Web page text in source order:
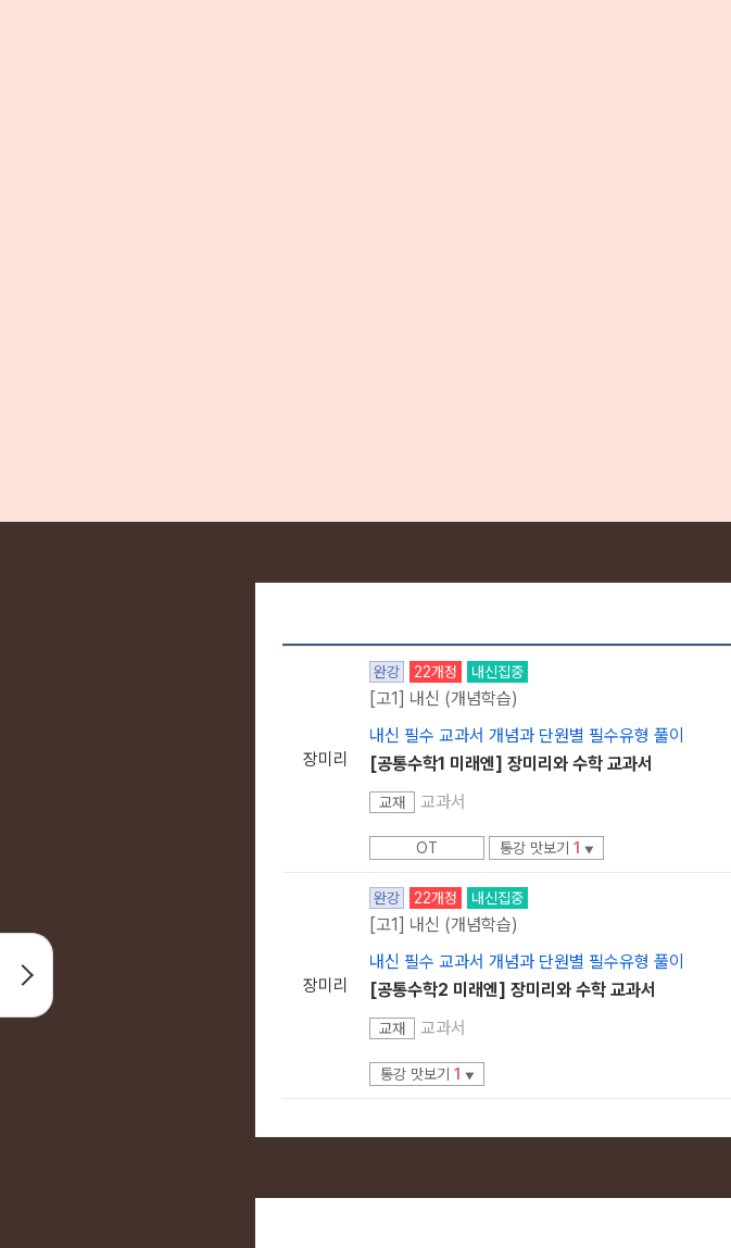
장미리
완강 22개정 내신집중
[고1] 내신 (개념학습)
내신 필수 교과서 개념과 단원별 필수유형 풀이
[공통수학1 미래엔] 장미리와 수학 교과서
교재 교과서
OT 통강 맛보기 1 ▼
장미리
완강 22개정 내신집중
[고1] 내신 (개념학습)
내신 필수 교과서 개념과 단원별 필수유형 풀이
[공통수학2 미래엔] 장미리와 수학 교과서
교재 교과서
통강 맛보기 1 ▼